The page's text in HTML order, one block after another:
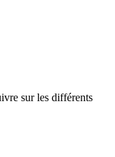
sur les différents